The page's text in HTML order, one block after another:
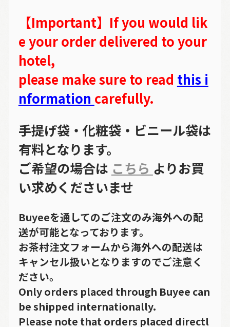
【Important】If you would lik
e your order delivered to your
hotel,
please make sure to read this i
nformation carefully.
手提げ袋・化粧袋・ビニール袋は
有料となります。
ご希望の場合は こちら よりお買
い求めくださいませ
Buyeeを通してのご注文のみ海外への配
送が可能となっております。
お茶村注文フォームから海外への配送は
キャンセル扱いとなりますのでご注意く
ださい。
Only orders placed through Buyee can
be shipped internationally.
Please note that orders placed directl